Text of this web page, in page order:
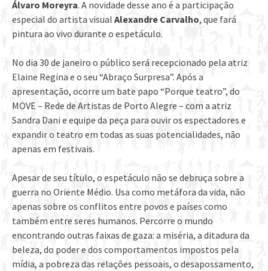
Álvaro Moreyra. A novidade desse ano é a participação
especial do artista visual Alexandre Carvalho, que fará
pintura ao vivo durante o espetáculo.
No dia 30 de janeiro o público será recepcionado pela atriz
Elaine Regina e o seu “Abraço Surpresa”. Após a
apresentação, ocorre um bate papo “Porque teatro”, do
MOVE – Rede de Artistas de Porto Alegre – com a atriz
Sandra Dani e equipe da peça para ouvir os espectadores e
expandir o teatro em todas as suas potencialidades, não
apenas em festivais.
Apesar de seu título, o espetáculo não se debruça sobre a
guerra no Oriente Médio. Usa como metáfora da vida, não
apenas sobre os conflitos entre povos e países como
também entre seres humanos. Percorre o mundo
encontrando outras faixas de gaza: a miséria, a ditadura da
beleza, do poder e dos comportamentos impostos pela
mídia, a pobreza das relações pessoais, o desapossamento,